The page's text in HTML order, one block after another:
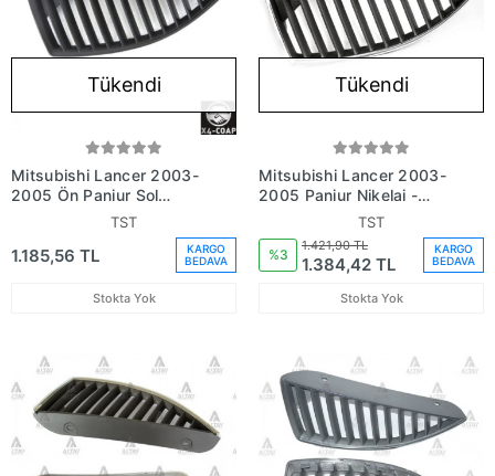
Tükendi
Mitsubishi Lancer 2003-
2005 Ön Panjur Sol
(Oem No: Mn161115)
TST
1.185,56 TL
KARGO
BEDAVA
Stokta Yok
Tükendi
Mitsubishi Lancer 2003-
2005 Panjur Nikelaj -
Siyah Sol (Oem No:
Mn161113)
TST
%3
1.421,90 TL
1.384,42 TL
KARGO
BEDAVA
Stokta Yok